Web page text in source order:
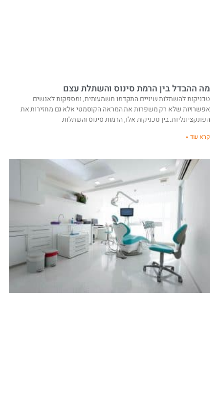
מה ההבדל בין הרמת סינוס והשתלת עצם
טכניקות להשתלות שיניים התקדמו משמעותית, ומספקות לאנשים
אפשרויות שלא רק משפרות את המראה הקוסמטי אלא גם מחזירות את
הפונקציונליות. בין טכניקות אלו, הרמות סינוס והשתלות
קרא עוד »